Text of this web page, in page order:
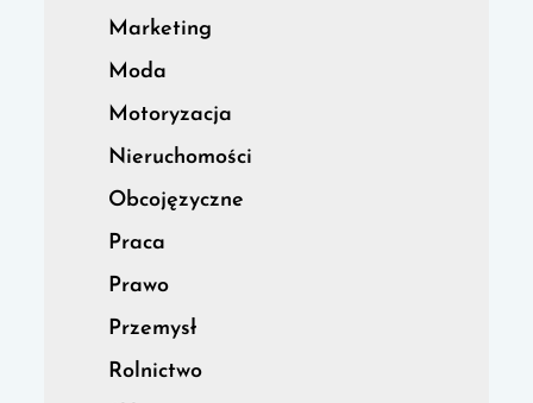
Marketing
Moda
Motoryzacja
Nieruchomości
Obcojęzyczne
Praca
Prawo
Przemysł
Rolnictwo